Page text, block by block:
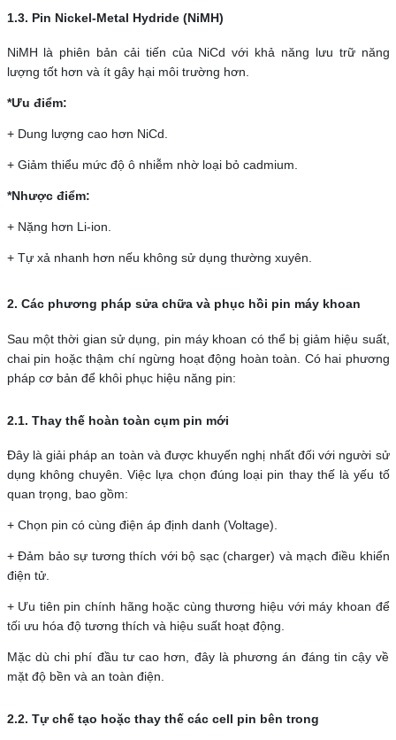
1.3. Pin Nickel-Metal Hydride (NiMH)
NiMH là phiên bản cải tiến của NiCd với khả năng lưu trữ năng
lượng tốt hơn và ít gây hại môi trường hơn.
*Ưu điểm:
+ Dung lượng cao hơn NiCd.
+ Giảm thiểu mức độ ô nhiễm nhờ loại bỏ cadmium.
*Nhược điểm:
+ Nặng hơn Li-ion.
+ Tự xả nhanh hơn nếu không sử dụng thường xuyên.
2. Các phương pháp sửa chữa và phục hồi pin máy khoan
Sau một thời gian sử dụng, pin máy khoan có thể bị giảm hiệu suất,
chai pin hoặc thậm chí ngừng hoạt động hoàn toàn. Có hai phương
pháp cơ bản để khôi phục hiệu năng pin:
2.1. Thay thế hoàn toàn cụm pin mới
Đây là giải pháp an toàn và được khuyến nghị nhất đối với người sử
dụng không chuyên. Việc lựa chọn đúng loại pin thay thế là yếu tố
quan trọng, bao gồm:
+ Chọn pin có cùng điện áp định danh (Voltage).
+ Đảm bảo sự tương thích với bộ sạc (charger) và mạch điều khiển
điện tử.
+ Ưu tiên pin chính hãng hoặc cùng thương hiệu với máy khoan để
tối ưu hóa độ tương thích và hiệu suất hoạt động.
Mặc dù chi phí đầu tư cao hơn, đây là phương án đáng tin cậy về
mặt độ bền và an toàn điện.
2.2. Tự chế tạo hoặc thay thế các cell pin bên trong